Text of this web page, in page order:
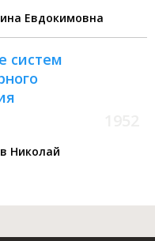
Евдокимовна
систем
Николай